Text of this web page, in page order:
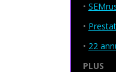
•
•
• 22
PLUS